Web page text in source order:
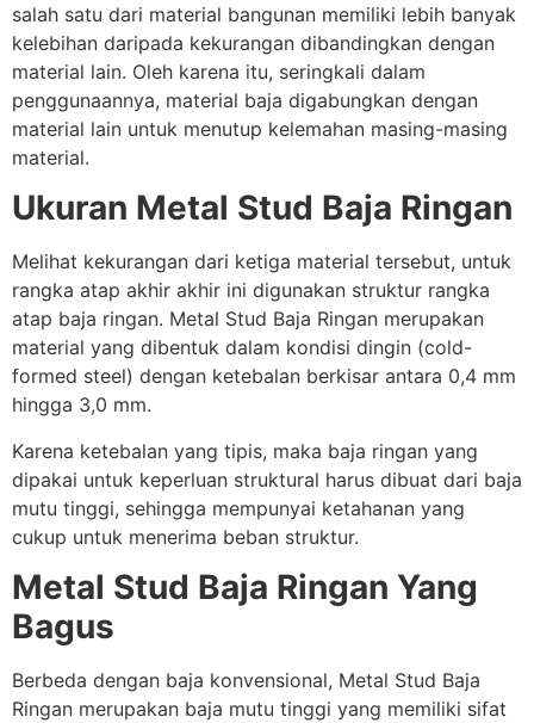
salah satu dari material bangunan memiliki lebih banyak
kelebihan daripada kekurangan dibandingkan dengan
material lain. Oleh karena itu, seringkali dalam
penggunaannya, material baja digabungkan dengan
material lain untuk menutup kelemahan masing-masing
material.
Ukuran Metal Stud Baja Ringan
Melihat kekurangan dari ketiga material tersebut, untuk
rangka atap akhir akhir ini digunakan struktur rangka
atap baja ringan. Metal Stud Baja Ringan merupakan
material yang dibentuk dalam kondisi dingin (cold-
formed steel) dengan ketebalan berkisar antara 0,4 mm
hingga 3,0 mm.
Karena ketebalan yang tipis, maka baja ringan yang
dipakai untuk keperluan struktural harus dibuat dari baja
mutu tinggi, sehingga mempunyai ketahanan yang
cukup untuk menerima beban struktur.
Metal Stud Baja Ringan Yang
Bagus
Berbeda dengan baja konvensional, Metal Stud Baja
Ringan merupakan baja mutu tinggi yang memiliki sifat